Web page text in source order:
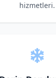
hizmetleri.